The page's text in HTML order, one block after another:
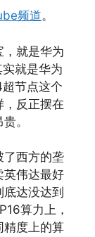
频道。
，就是华为
就是华为
节点这个
，反正摆在
。
了西方的垄
英伟达最好
达没达到
算力上，
精度上的算